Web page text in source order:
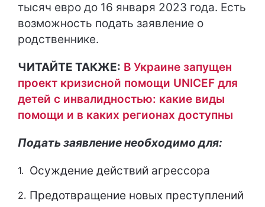
тысяч евро до 16 января 2023 года. Есть
возможность подать заявление о
родственнике.
ЧИТАЙТЕ ТАКЖЕ: В Украине запущен
проект кризисной помощи UNICEF для
детей с инвалидностью: какие виды
помощи и в каких регионах доступны
Подать заявление необходимо для:
Осуждение действий агрессора
Предотвращение новых преступлений